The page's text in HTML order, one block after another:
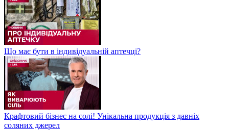
Що має бути в індивідуальній аптечці?
Крафтовий бізнес на солі! Унікальна продукція з давніх
соляних джерел